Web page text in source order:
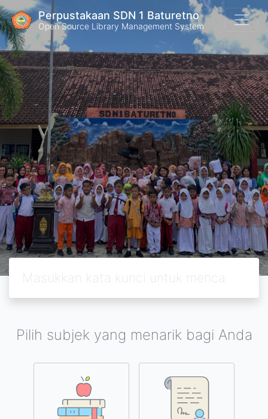
Perpustakaan SDN 1 Baturetno
Open Source Library Management System
Pilih subjek yang menarik bagi Anda